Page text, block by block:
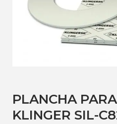
PLANCHA
KLINGER SIL-